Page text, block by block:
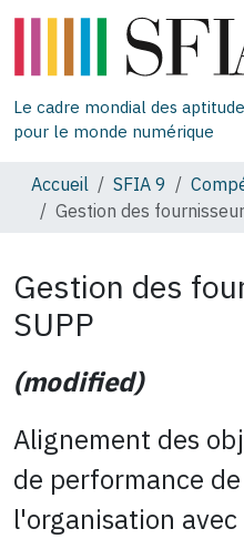
Le cadre mondial des
pour le monde numérique
Accueil SFIA 9
Gestion des
Gestion des
SUPP
(modified)
Alignement des
de performance
l'organisation